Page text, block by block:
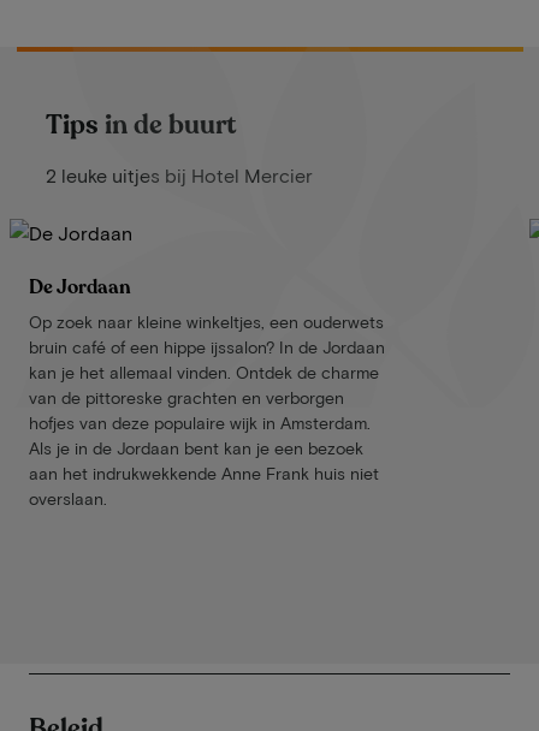
Tips in de buurt
2 leuke uitjes bij Hotel Mercier
De Jordaan
Op zoek naar kleine winkeltjes, een ouderwets
bruin café of een hippe ijssalon? In de Jordaan
kan je het allemaal vinden. Ontdek de charme
van de pittoreske grachten en verborgen
hofjes van deze populaire wijk in Amsterdam.
Als je in de Jordaan bent kan je een bezoek
aan het indrukwekkende Anne Frank huis niet
overslaan.